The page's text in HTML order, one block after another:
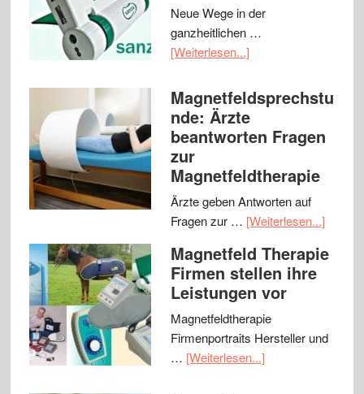
Neue Wege in der
ganzheitlichen …
[Weiterlesen...]
Magnetfeldsprechstu
nde: Ärzte
beantworten Fragen
zur
Magnetfeldtherapie
Ärzte geben Antworten auf
Fragen zur … [Weiterlesen...]
Magnetfeld Therapie
Firmen stellen ihre
Leistungen vor
Magnetfeldtherapie
Firmenportraits Hersteller und
… [Weiterlesen...]